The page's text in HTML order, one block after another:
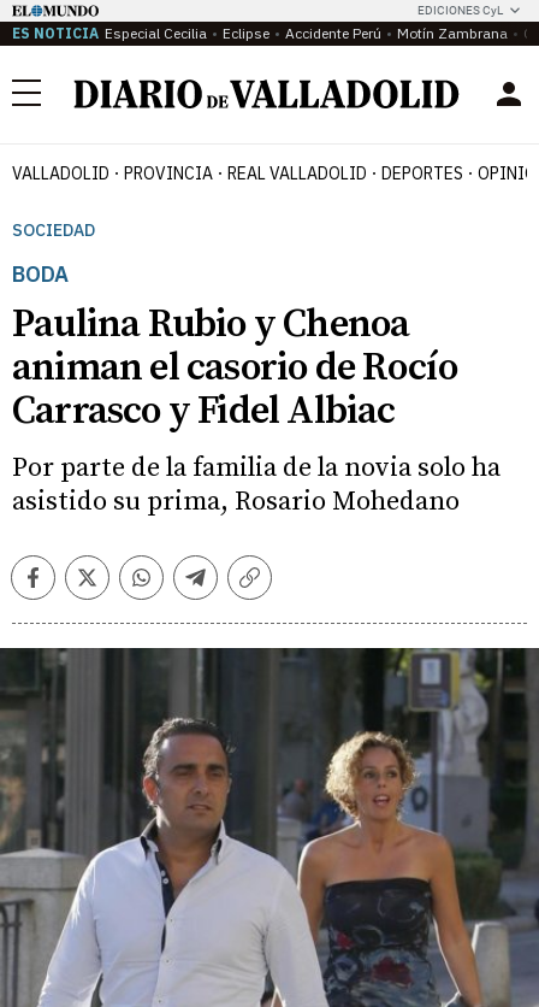
EDICIONES CyL
ES NOTICIA Especial Cecilia Eclipse Accidente Perú Motín Zambrana
Menú
VALLADOLID PROVINCIA REAL VALLADOLID DEPORTES
SOCIEDAD
BODA
Paulina Rubio y Chenoa
animan el casorio de Rocío
Carrasco y Fidel Albiac
Por parte de la familia de la novia solo ha
asistido su prima, Rosario Mohedano
FacebookTwitterWhatsappTelegramCopiar